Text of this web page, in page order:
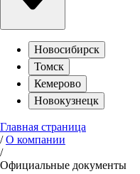
Новосибирск
Томск
Кемерово
Новокузнецк
Главная страница
/О компании
/
Официальные документы